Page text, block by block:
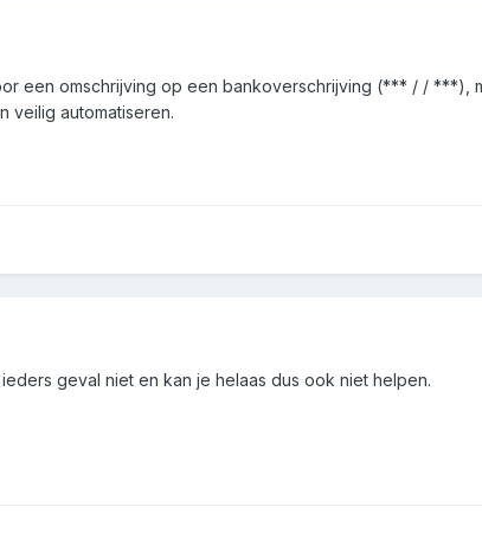
een omschrijving op een bankoverschrijving (*** / / ***),
veilig automatiseren.
geval niet en kan je helaas dus ook niet helpen.